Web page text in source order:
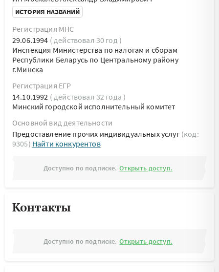
ИСТОРИЯ НАЗВАНИЙ
Регистрация МНС
29.06.1994 ( действовал 30 год )
Инспекция Министерства по налогам и сборам
Республики Беларусь по Центральному району
г.Минска
Регистрация ЕГР
14.10.1992 ( действовал 32 года )
Минский городской исполнительный комитет
Основной вид деятельности
Предоставление прочих индивидуальных услуг (код:
9305) Найти конкурентов
Доступно по подписке. Открыть доступ.
Контакты
Доступно по подписке. Открыть доступ.